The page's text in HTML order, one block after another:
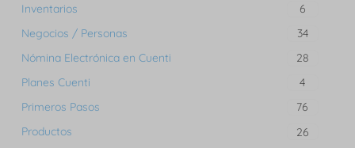
Inventarios
6
Negocios / Personas
34
Nómina Electrónica en Cuenti
28
Planes Cuenti
4
Primeros Pasos
76
Productos
26